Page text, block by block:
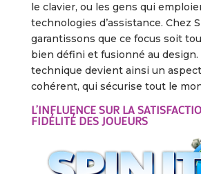
le clavier, ou les gens qui
technologies d’assistance. Chez
garantissons que ce focus soit
bien défini et fusionné au
technique devient ainsi un
cohérent, qui sécurise tout le
L’INFLUENCE SUR LA
FIDÉLITÉ DES JOUEURS